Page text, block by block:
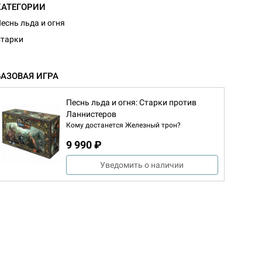
льда и огня
ИГРА
Песнь льда и огня: Старки против
Ланнистеров
Кому достанется Железный трон?
9 990 ₽
Уведомить о наличии